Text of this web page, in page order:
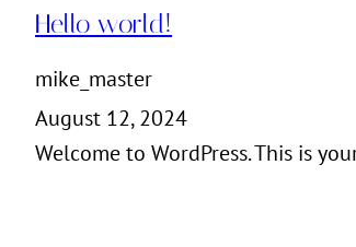
Hello world!
mike_master
August 12, 2024
Welcome to WordPress. This is